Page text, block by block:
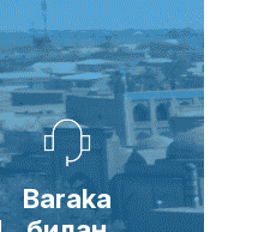
Baraka